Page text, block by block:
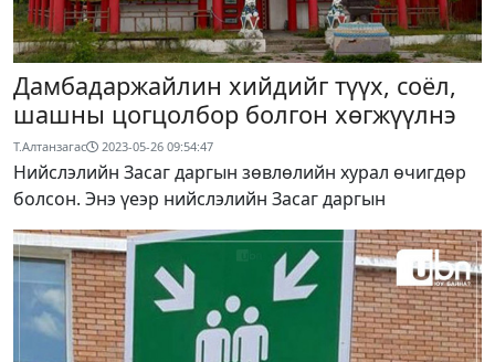
Дамбадаржайлин хийдийг түүх, соёл,
шашны цогцолбор болгон хөгжүүлнэ
Т.Алтанзагас 2023-05-26 09:54:47
Нийслэлийн Засаг даргын зөвлөлийн хурал өчигдөр
болсон. Энэ үеэр нийслэлийн Засаг даргын